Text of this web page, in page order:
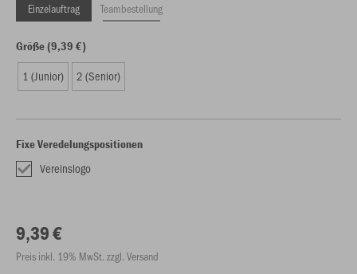
Einzelauftrag Teambestellung
Größe (9,39 €)
1 (Junior) 2 (Senior)
Fixe Veredelungspositionen
Vereinslogo
9,39 €
Preis inkl. 19% MwSt. zzgl. Versand